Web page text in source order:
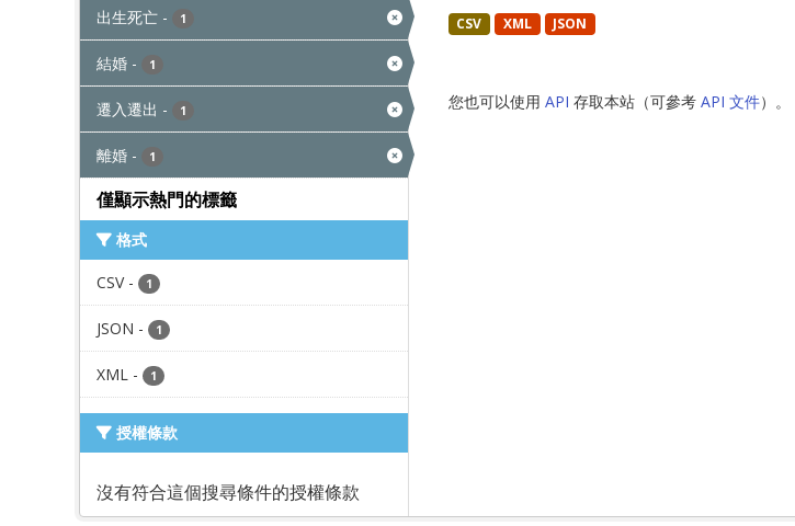
出生死亡 - 1
結婚 - 1
遷入遷出 - 1
離婚 - 1
僅顯示熱門的標籤
格式
CSV - 1
JSON - 1
XML - 1
授權條款
沒有符合這個搜尋條件的授權條款
CSV XML JSON
您也可以使用 API 存取本站（可參考 API 文件）。